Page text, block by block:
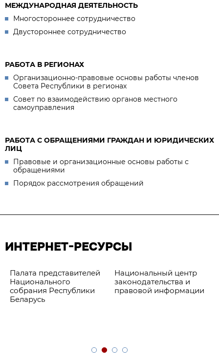
МЕЖДУНАРОДНАЯ ДЕЯТЕЛЬНОСТЬ
Многостороннее сотрудничество
Двустороннее сотрудничество
РАБОТА В РЕГИОНАХ
Организационно-правовые основы работы членов
Совета Республики в регионах
Совет по взаимодействию органов местного
самоуправления
РАБОТА С ОБРАЩЕНИЯМИ ГРАЖДАН И ЮРИДИЧЕСКИХ
ЛИЦ
Правовые и организационные основы работы с
обращениями
Порядок рассмотрения обращений
ИНТЕРНЕТ-РЕСУРСЫ
Палата представителей
Национального
собрания Республики
Беларусь
Национальный центр
законодательства и
правовой информации